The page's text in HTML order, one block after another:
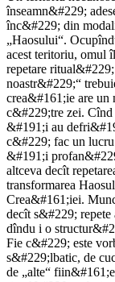
înseamn&#229;
înc&#229; din
„Haosului“.
acest teritoriu, omul
repetare
noastr&#229;“
crea&#161;ie are un
c&#229;tre zei.
&#191;i au
c&#229; fac un
&#191;i
altceva decît
transformarea
Crea&#161;iei.
decît s&#229;
dîndu i o
Fie c&#229; este
s&#229;lbatic, de
de „alte“